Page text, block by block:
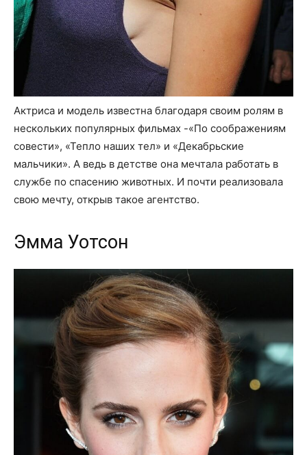
Актриса и модель известна благодаря своим ролям в
нескольких популярных фильмах -«По соображениям
совести», «Тепло наших тел» и «Декабрьские
мальчики». А ведь в детстве она мечтала работать в
службе по спасению животных. И почти реализовала
свою мечту, открыв такое агентство.
Эмма Уотсон